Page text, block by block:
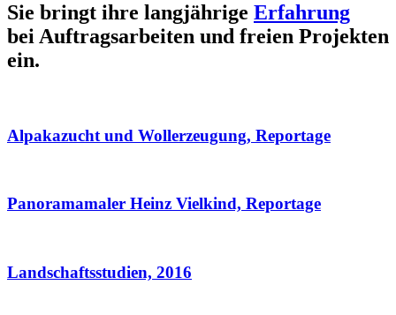
Sie bringt ihre langjährige Erfahrung
bei Auftragsarbeiten und freien Projekten
ein.
Alpakazucht und Wollerzeugung, Reportage
Panoramamaler Heinz Vielkind, Reportage
Landschaftsstudien, 2016